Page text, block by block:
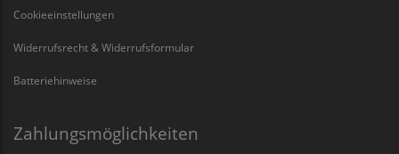
Cookieeinstellungen
Widerrufsrecht & Widerrufsformular
Batteriehinweise
Zahlungsmöglichkeiten